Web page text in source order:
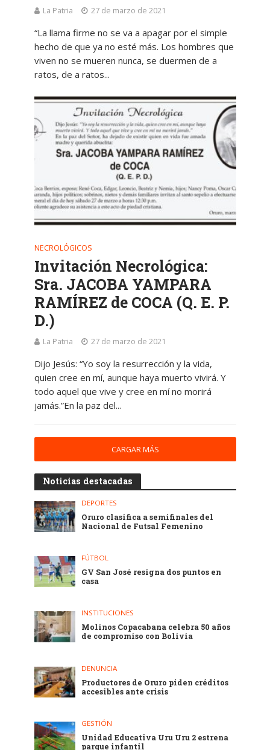
La Patria 27 de marzo de 2021
“La llama firme no se va a apagar por el simple
hecho de que ya no esté más. Los hombres que
viven no se mueren nunca, se duermen de a
ratos, de a ratos...
NECROLÓGICOS
Invitación Necrológica:
Sra. JACOBA YAMPARA
RAMÍREZ de COCA (Q. E. P.
D.)
La Patria 27 de marzo de 2021
Dijo Jesús: “Yo soy la resurrección y la vida,
quien cree en mí, aunque haya muerto vivirá. Y
todo aquel que vive y cree en mí no morirá
jamás.”En la paz del...
CARGAR MÁS
Noticias destacadas
DEPORTES
Oruro clasifica a semifinales del
Nacional de Futsal Femenino
FÚTBOL
GV San José resigna dos puntos en
casa
INSTITUCIONES
Molinos Copacabana celebra 50 años
de compromiso con Bolivia
DENUNCIA
Productores de Oruro piden créditos
accesibles ante crisis
GESTIÓN
Unidad Educativa Uru Uru 2 estrena
parque infantil